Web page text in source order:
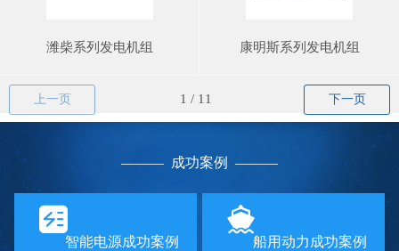
潍柴系列发电机组 康明斯系列发电机组
上一页 下一页
——— 成功案例 ———
智能电源成功案例 船用动力成功案例